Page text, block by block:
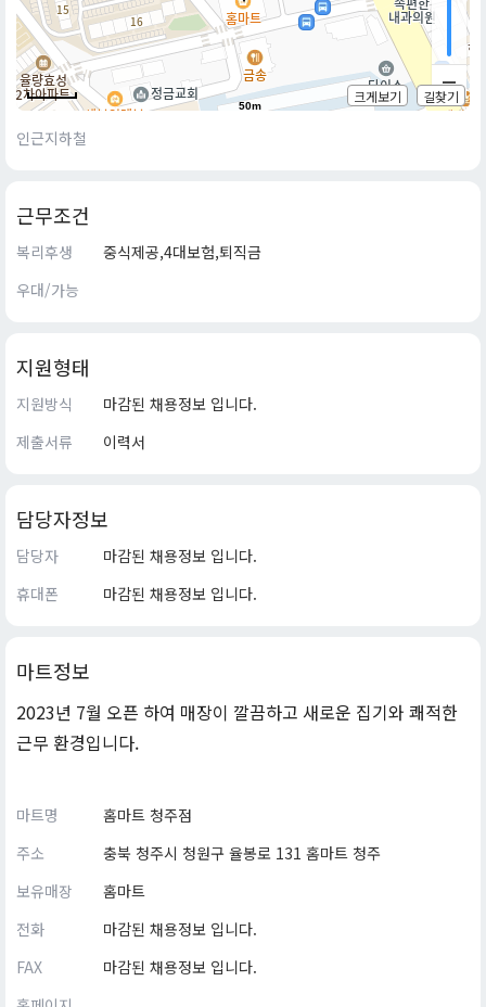
50m
크게보기 길찾기
인근지하철
근무조건
복리후생
중식제공,4대보험,퇴직금
우대/가능
지원형태
지원방식
마감된 채용정보 입니다.
제출서류
이력서
담당자정보
담당자
마감된 채용정보 입니다.
휴대폰
마감된 채용정보 입니다.
마트정보
2023년 7월 오픈 하여 매장이 깔끔하고 새로운 집기와 쾌적한
근무 환경입니다.
마트명
홈마트 청주점
주소
충북 청주시 청원구 율봉로 131 홈마트 청주
보유매장
홈마트
전화
마감된 채용정보 입니다.
FAX
마감된 채용정보 입니다.